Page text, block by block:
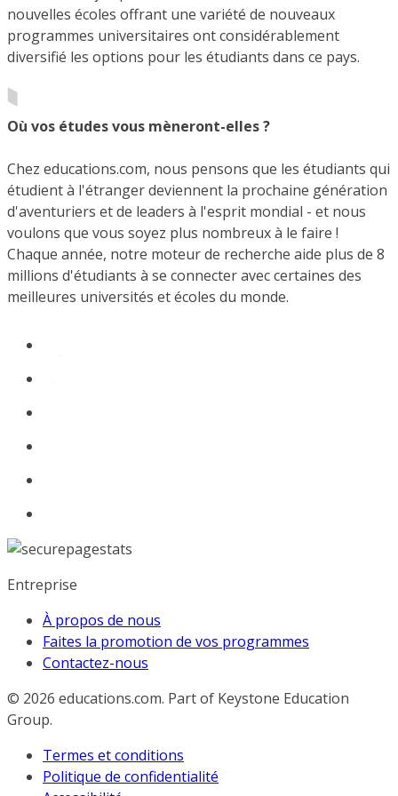
nouvelles écoles offrant une variété de nouveaux
programmes universitaires ont considérablement
diversifié les options pour les étudiants dans ce pays.
Où vos études vous mèneront-elles ?
Chez educations.com, nous pensons que les étudiants qui
étudient à l'étranger deviennent la prochaine génération
d'aventuriers et de leaders à l'esprit mondial - et nous
voulons que vous soyez plus nombreux à le faire !
Chaque année, notre moteur de recherche aide plus de 8
millions d'étudiants à se connecter avec certaines des
meilleures universités et écoles du monde.
Entreprise
À propos de nous
Faites la promotion de vos programmes
Contactez-nous
© 2026 educations.com. Part of Keystone Education
Group.
Termes et conditions
Politique de confidentialité